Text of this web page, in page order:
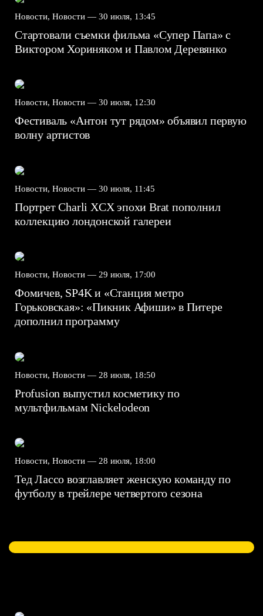
Новости, Новости — 30 июля, 13:45
Стартовали съемки фильма «Супер Папа» с
Виктором Хориняком и Павлом Деревянко
Новости, Новости — 30 июля, 12:30
Фестиваль «Антон тут рядом» объявил первую
волну артистов
Новости, Новости — 30 июля, 11:45
Портрет Charli XCX эпохи Brat пополнил
коллекцию лондонской галереи
Новости, Новости — 29 июля, 17:00
Фомичев, SP4K и «Станция метро
Горьковская»: «Пикник Афиши» в Питере
дополнил программу
Новости, Новости — 28 июля, 18:50
Profusion выпустил косметику по
мультфильмам Nickelodeon
Новости, Новости — 28 июля, 18:00
Тед Лассо возглавляет женскую команду по
футболу в трейлере четвертого сезона